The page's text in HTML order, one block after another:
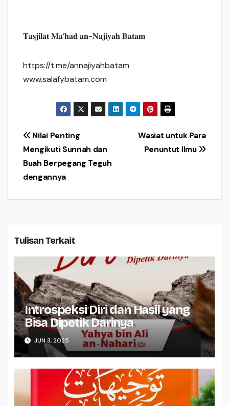
𝐓𝐚𝐬𝐣𝐢𝐥𝐚𝐭 𝐌𝐚’𝐡𝐚𝐝 𝐚𝐧-𝐍𝐚𝐣𝐢𝐲𝐚𝐡 𝐁𝐚𝐭𝐚𝐦
https://t.me/annajiyahbatam
www.salafybatam.com
Navigasi
pos
Wasiat untuk Para
Penuntut Ilmu
Nilai Penting
Mengikuti Sunnah dan
Buah Berpegang Teguh
dengannya
Tulisan Terkait
Introspeksi Diri dan Hasil yang
Bisa Dipetik Darinya
JUN 3, 2025